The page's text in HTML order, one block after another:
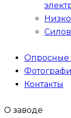
Опросные
Контакты
О заводе